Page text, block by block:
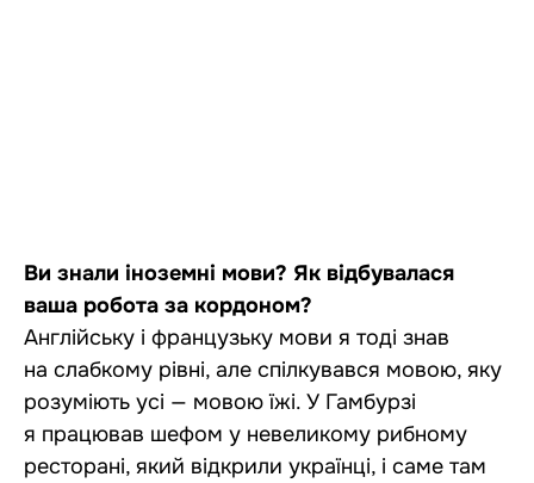
Ви знали іноземні мови? Як відбувалася
ваша робота за кордоном?
Англійську і французьку мови я тоді знав
на слабкому рівні, але спілкувався мовою, яку
розуміють усі — мовою їжі. У Гамбурзі
я працював шефом у невеликому рибному
ресторані, який відкрили українці, і саме там